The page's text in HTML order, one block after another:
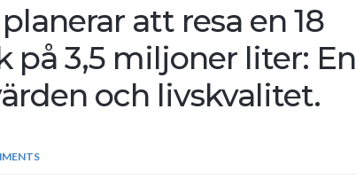
att resa en 18
på 3,5 miljoner liter: En
och livskvalitet.